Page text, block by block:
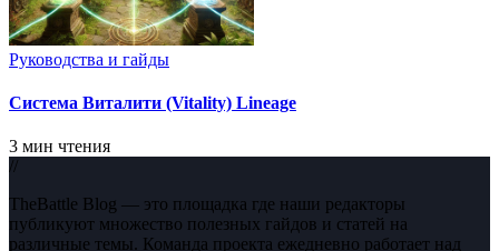
Руководства и гайды
Система Виталити (Vitality) Lineage
3 мин чтения
//
TheBattle Blog — это площадка где наши редакторы
публикуют множество полезных гайдов и статей на
различные темы. Команда проекта ежедневно работает над